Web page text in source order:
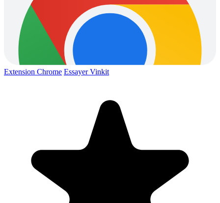
Extension Chrome Essayer Vinkit